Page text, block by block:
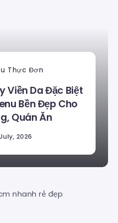
Thực Đơn
Viền Da Đặc Biệt
Bền Đẹp Cho
Quán Ăn
2026